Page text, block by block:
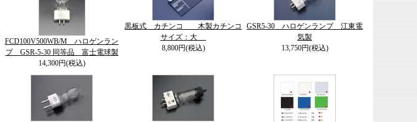
FCD100V500WB/M ハロゲンラン
プ GSR-5-30 同等品 富士電球製
14,300円(税込)
黒板式 カチンコ 木製カチンコ
サイズ：大
8,800円(税込)
GSR5-30 ハロゲンランプ 江東電
気製
13,750円(税込)